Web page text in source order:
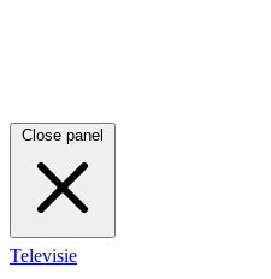
Close panel
Televisie